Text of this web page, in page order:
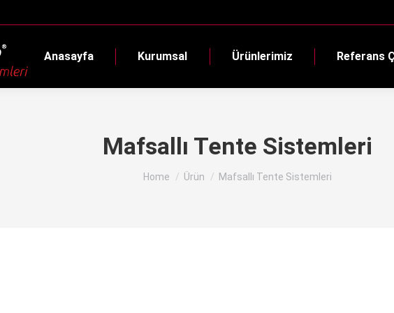
Anasayfa Kurumsal Ürünlerimiz Referans
Mafsallı Tente Sistemleri
You are here:
Home Ürün Mafsallı Tente Sistemleri